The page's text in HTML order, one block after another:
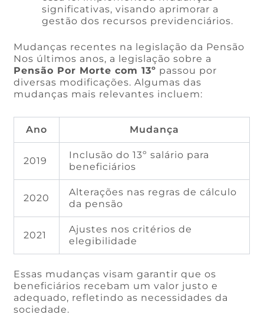
significativas, visando aprimorar a
gestão dos recursos previdenciários.
Mudanças recentes na legislação da Pensão
Nos últimos anos, a legislação sobre a
Pensão Por Morte com 13º passou por
diversas modificações. Algumas das
mudanças mais relevantes incluem:
Ano Mudança
2019
Inclusão do 13º salário para
beneficiários
2020
Alterações nas regras de cálculo
da pensão
2021
Ajustes nos critérios de
elegibilidade
Essas mudanças visam garantir que os
beneficiários recebam um valor justo e
adequado, refletindo as necessidades da
sociedade.